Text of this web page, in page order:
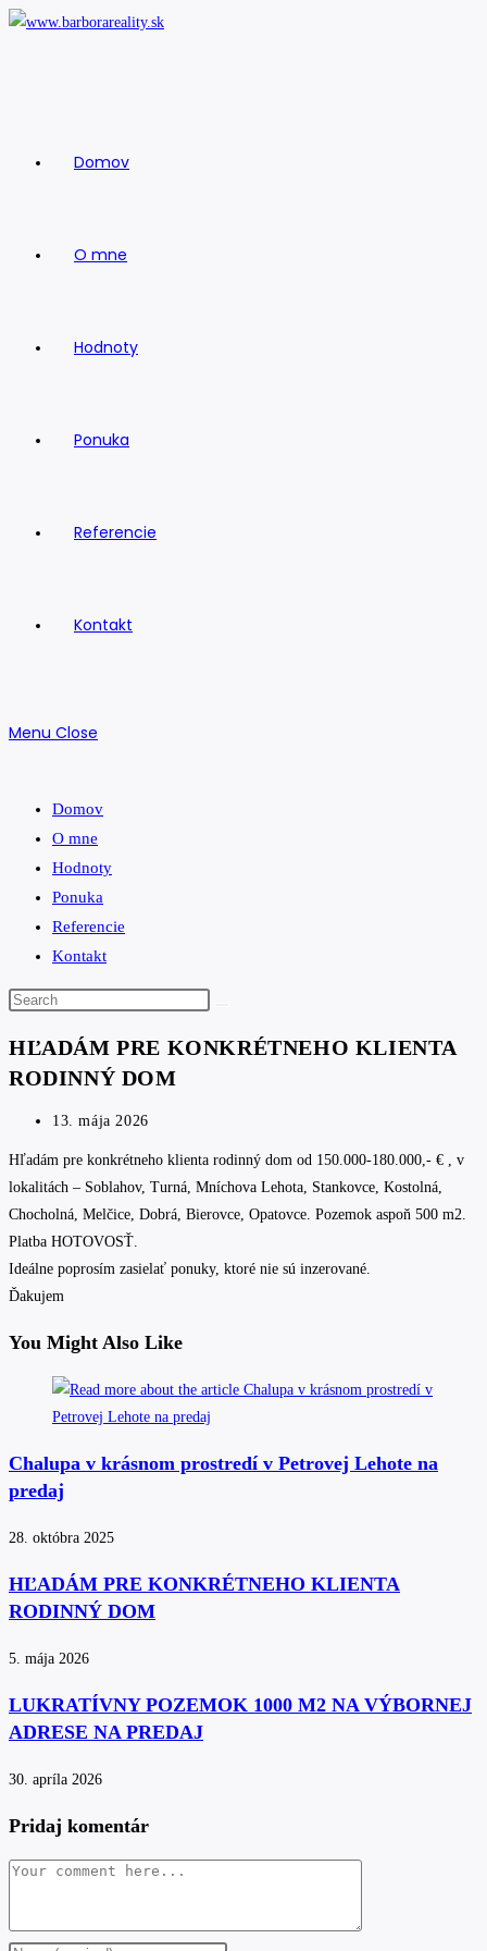
Skip
Domov
O mne
Hodnoty
Ponuka
Referencie
Kontakt
Menu Close
Domov
O mne
Hodnoty
Ponuka
Referencie
Kontakt
Search
website
HĽADÁM PRE KONKRÉTNEHO KLIENTA
RODINNÝ DOM
Post
13. mája 2026
Hľadám pre konkrétneho klienta rodinný dom od 150.000-180.000,- € , v
lokalitách – Soblahov, Turná, Mníchova Lehota, Stankovce, Kostolná,
Chocholná, Melčice, Dobrá, Bierovce, Opatovce. Pozemok aspoň 500 m2.
Platba HOTOVOSŤ.
Ideálne poprosím zasielať ponuky, ktoré nie sú inzerované.
Ďakujem
You Might Also Like
Chalupa v krásnom prostredí v Petrovej Lehote na
predaj
28. októbra 2025
HĽADÁM PRE KONKRÉTNEHO KLIENTA
RODINNÝ DOM
5. mája 2026
LUKRATÍVNY POZEMOK 1000 M2 NA VÝBORNEJ
ADRESE NA PREDAJ
30. apríla 2026
Pridaj komentár
Comment